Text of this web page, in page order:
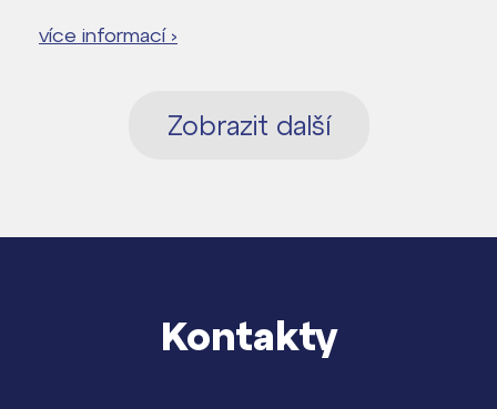
více informací ›
Zobrazit další
Kontakty